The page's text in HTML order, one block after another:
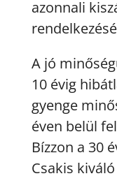
azonnali
A jó
10 évig
gyenge
éven belül
Bízzon a 30
Csakis